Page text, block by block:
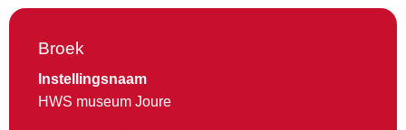
Broek
Instellingsnaam
HWS museum Joure